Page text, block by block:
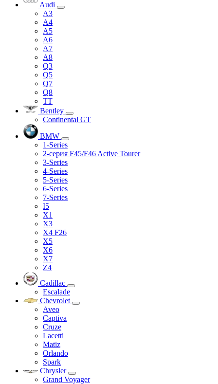
Audi
A3
A4
A5
A6
A7
A8
Q3
Q5
Q7
Q8
TT
Bentley
Continental GT
BMW
1-Series
2-серия F45/F46 Active Tourer
3-Series
4-Series
5-Series
6-Series
7-Series
I5
X1
X3
X4 F26
X5
X6
X7
Z4
Cadillac
Escalade
Chevrolet
Aveo
Captiva
Cruze
Lacetti
Matiz
Orlando
Spark
Chrysler
Grand Voyager